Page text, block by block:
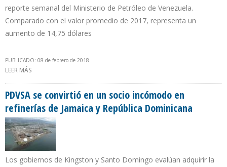
reporte semanal del Ministerio de Petróleo de Venezuela.
Comparado con el valor promedio de 2017, representa un
aumento de 14,75 dólares
PUBLICADO: 08 de febrero de 2018
LEER MÁS
PDVSA se convirtió en un socio incómodo en
refinerías de Jamaica y República Dominicana
Los gobiernos de Kingston y Santo Domingo evalúan adquirir la